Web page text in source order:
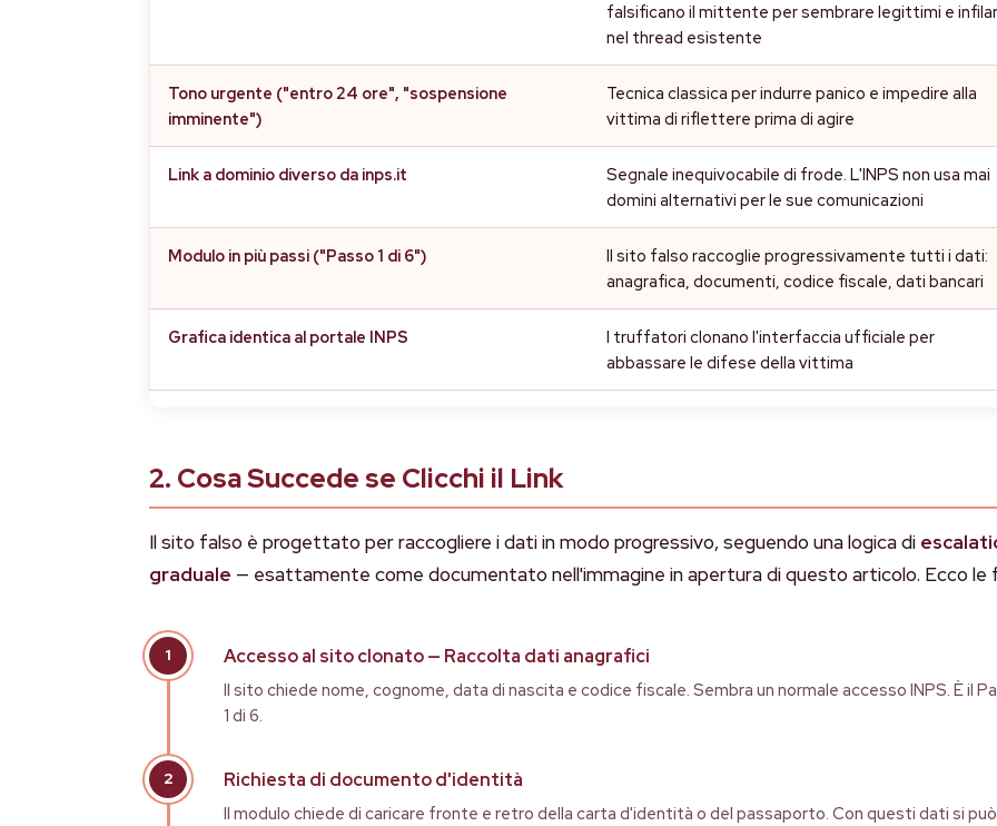
falsificano il mittente per sembrare legittimi e
nel thread esistente
Tono urgente ("entro 24 ore", "sospensione
imminente")
Tecnica classica per indurre panico e impedire alla
vittima di riflettere prima di agire
Link a dominio diverso da inps.it
Segnale inequivocabile di frode. L'INPS non usa mai
domini alternativi per le sue comunicazioni
Modulo in più passi ("Passo 1 di 6")
Il sito falso raccoglie progressivamente tutti i dati:
anagrafica, documenti, codice fiscale, dati bancari
Grafica identica al portale INPS
I truffatori clonano l'interfaccia ufficiale per
abbassare le difese della vittima
2. Cosa Succede se Clicchi il Link
Il sito falso è progettato per raccogliere i dati in modo progressivo, seguendo una logica di
graduale — esattamente come documentato nell'immagine in apertura di questo articolo. Ecco le
Accesso al sito clonato — Raccolta dati anagrafici
Il sito chiede nome, cognome, data di nascita e codice fiscale. Sembra un normale accesso INPS. È il
1 di 6.
Richiesta di documento d'identità
Il modulo chiede di caricare fronte e retro della carta d'identità o del passaporto. Con questi dati si può